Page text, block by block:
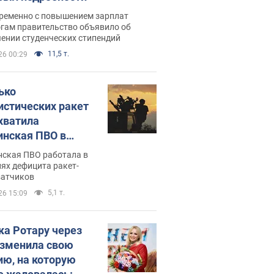
с повышением зарплат
правительство объявило об
студенческих стипендий
00:29 11,5 т.
ракет
ПВО в
в Минобороны
цифру
ПВО работала в
дефицита ракет-
15:09 5,1 т.
Ротару через
свою
на которую